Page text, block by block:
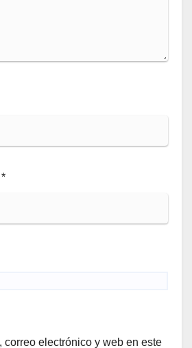
*
correo electrónico y web en este